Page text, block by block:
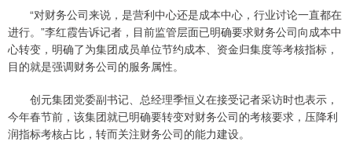
“对财务公司来说，是营利中心还是成本中心，行业讨论一直都在
进行。”李红霞告诉记者，目前监管层面已明确要求财务公司向成本中
心转变，明确了为集团成员单位节约成本、资金归集度等考核指标，
目的就是强调财务公司的服务属性。
创元集团党委副书记、总经理季恒义在接受记者采访时也表示，
今年春节前，该集团就已明确要转变对财务公司的考核要求，压降利
润指标考核占比，转而关注财务公司的能力建设。